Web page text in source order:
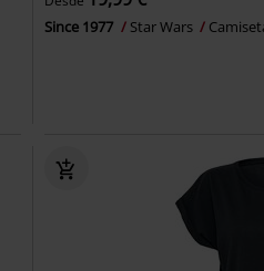
Since 1977 Star Wars